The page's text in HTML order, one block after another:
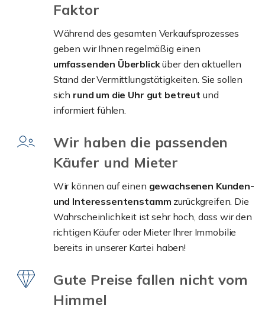
Faktor
Während des gesamten Verkaufsprozesses
geben wir Ihnen regelmäßig einen
umfassenden Überblicküber den aktuellen
Stand der Vermittlungstätigkeiten. Sie sollen
sich rund um die Uhr gut betreut und
informiert fühlen.
Wir haben die passenden
Käufer und Mieter
Wir können auf einen gewachsenen Kunden-
und Interessentenstamm zurückgreifen. Die
Wahrscheinlichkeit ist sehr hoch, dass wir den
richtigen Käufer oder Mieter Ihrer Immobilie
bereits in unserer Kartei haben!
Gute Preise fallen nicht vom
Himmel